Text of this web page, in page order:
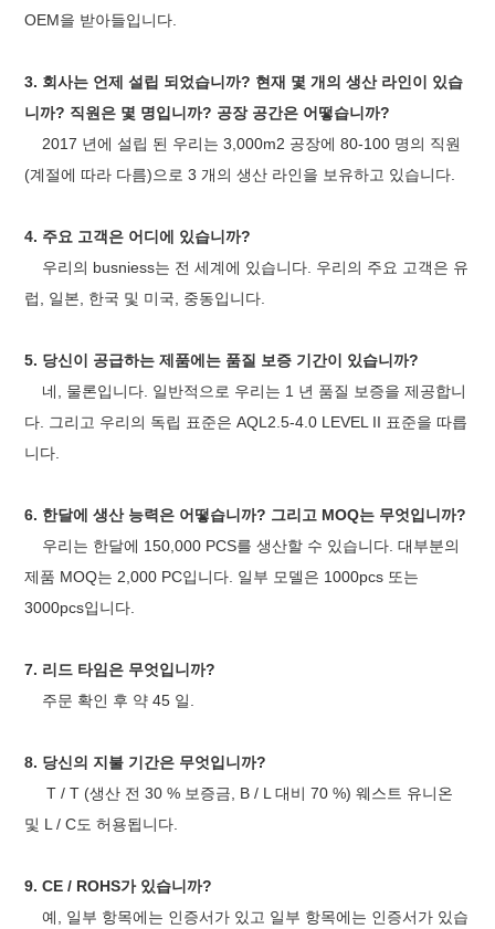
OEM을 받아들입니다.
3. 회사는 언제 설립 되었습니까? 현재 몇 개의 생산 라인이 있습
니까? 직원은 몇 명입니까? 공장 공간은 어떻습니까?
2017 년에 설립 된 우리는 3,000m2 공장에 80-100 명의 직원
(계절에 따라 다름)으로 3 개의 생산 라인을 보유하고 있습니다.
4. 주요 고객은 어디에 있습니까?
우리의 busniess는 전 세계에 있습니다. 우리의 주요 고객은 유
럽, 일본, 한국 및 미국, 중동입니다.
5. 당신이 공급하는 제품에는 품질 보증 기간이 있습니까?
네, 물론입니다. 일반적으로 우리는 1 년 품질 보증을 제공합니
다. 그리고 우리의 독립 표준은 AQL2.5-4.0 LEVEL II 표준을 따릅
니다.
6. 한달에 생산 능력은 어떻습니까? 그리고 MOQ는 무엇입니까?
우리는 한달에 150,000 PCS를 생산할 수 있습니다. 대부분의
제품 MOQ는 2,000 PC입니다. 일부 모델은 1000pcs 또는
3000pcs입니다.
7. 리드 타임은 무엇입니까?
주문 확인 후 약 45 일.
8. 당신의 지불 기간은 무엇입니까?
T / T (생산 전 30 % 보증금, B / L 대비 70 %) 웨스트 유니온
및 L / C도 허용됩니다.
9. CE / ROHS가 있습니까?
예, 일부 항목에는 인증서가 있고 일부 항목에는 인증서가 있습